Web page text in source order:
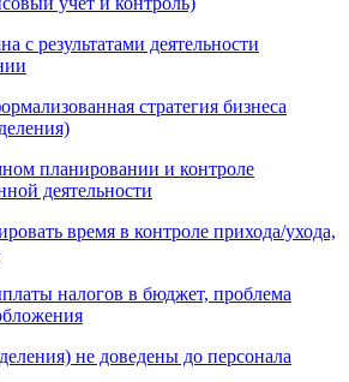
с результатами деятельности
стратегия бизнеса
планировании и контроле
деятельности
время в контроле прихода/ухода,
налогов в бюджет, проблема
не доведены до персонала